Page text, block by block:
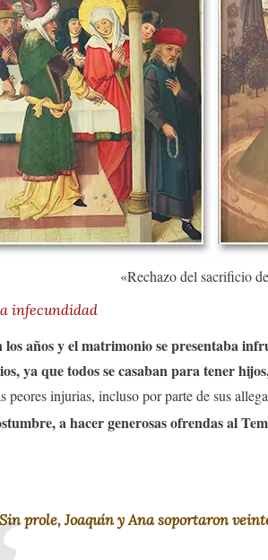
«Rechazo del sacrificio
infecundidad
años y el matrimonio se presentaba
ya que todos se casaban para tener
peores injurias, incluso por parte de sus
a hacer generosas ofrendas al
Sin prole, Joaquín y Ana soportaron